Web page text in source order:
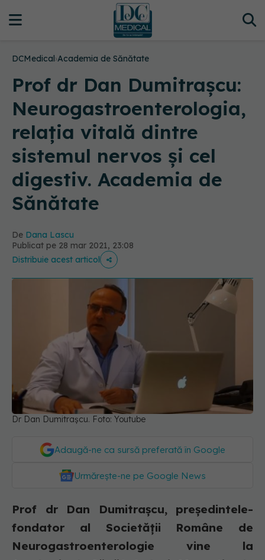
DCMedical›Academia de Sănătate
Prof dr Dan Dumitrașcu:
Neurogastroenterologia,
relația vitală dintre
sistemul nervos și cel
digestiv. Academia de
Sănătate
De Dana Lascu
Publicat pe 28 mar 2021, 23:08
Distribuie acest articol
Dr Dan Dumitrașcu. Foto: Youtube
Adaugă-ne ca sursă preferată în Google
Urmărește-ne pe Google News
Prof dr Dan Dumitrașcu, președintele-
fondator al Societății Române de
Neurogastroenterologie vine la